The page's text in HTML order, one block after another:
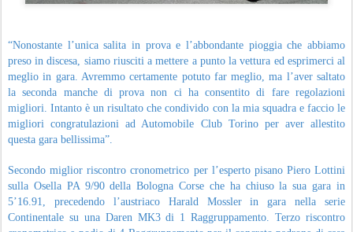
“Nonostante l’unica salita in prova e l’abbondante pioggia che abbiamo
preso in discesa, siamo riusciti a mettere a punto la vettura ed esprimerci al
meglio in gara. Avremmo certamente potuto far meglio, ma l’aver saltato
la seconda manche di prova non ci ha consentito di fare regolazioni
migliori. Intanto è un risultato che condivido con la mia squadra e faccio le
migliori congratulazioni ad Automobile Club Torino per aver allestito
questa gara bellissima”.
Secondo miglior riscontro cronometrico per l’esperto pisano Piero Lottini
sulla Osella PA 9/90 della Bologna Corse che ha chiuso la sua gara in
5’16.91, precedendo l’austriaco Harald Mossler in gara nella serie
Continentale su una Daren MK3 di 1 Raggruppamento. Terzo riscontro